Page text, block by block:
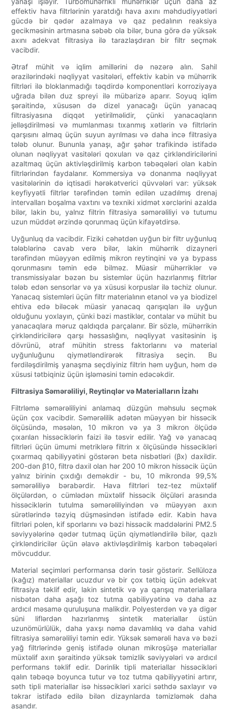
effektiv hava filtrlərinin yaratdığı hava axını məhdudiyyətləri
gücdə bir qədər azalmaya və qaz pedalının reaksiya
gecikməsinin artmasına səbəb ola bilər, buna görə də yüksək
axını adekvat filtrasiya ilə tarazlaşdıran bir filtr seçmək
vacibdir.
Ətraf mühit və iqlim amillərini də nəzərə alın. Sahil
ərazilərindəki nəqliyyat vasitələri, effektiv kabin və mühərrik
filtrləri ilə bloklanmadığı təqdirdə komponentləri korroziyaya
uğrada bilən duz spreyi ilə mübarizə aparır. Soyuq iqlim
şəraitində, xüsusən də dizel yanacağı üçün yanacaq
filtrasiyasına diqqət yetirilməlidir, çünki yanacaqların
jelləşdirilməsi və mumlanması tıxanmış xətlərin və filtrlərin
qarşısını almaq üçün suyun ayrılması və daha incə filtrasiya
tələb olunur. Bununla yanaşı, ağır şəhər trafikində istifadə
olunan nəqliyyat vasitələri qoxuları və qaz çirkləndiricilərini
azaltmaq üçün aktivləşdirilmiş karbon təbəqələri olan kabin
filtrlərindən faydalanır. Kommersiya və donanma nəqliyyat
vasitələrinin də iqtisadi hərəkətverici qüvvələri var: yüksək
keyfiyyətli filtrlər tərəfindən təmin edilən uzadılmış drenaj
intervalları boşalma vaxtını və texniki xidmət xərclərini azalda
bilər, lakin bu, yalnız filtrin filtrasiya səmərəliliyi və tutumu
uzun müddət ərzində qorunmaq üçün kifayətdirsə.
Uyğunluq da vacibdir. Fiziki cəhətdən uyğun bir filtr uyğunluq
tələblərinə cavab verə bilər, lakin mühərrik dizayneri
tərəfindən müəyyən edilmiş mikron reytinqini və ya bypass
qorunmasını təmin edə bilməz. Müasir mühərriklər və
transmissiyalar bəzən bu sistemlər üçün hazırlanmış filtrlər
tələb edən sensorlar və ya xüsusi korpuslar ilə təchiz olunur.
Yanacaq sistemləri üçün filtr materialının etanol və ya biodizel
ehtiva edə biləcək müasir yanacaq qarışıqları ilə uyğun
olduğunu yoxlayın, çünki bəzi mastiklər, contalar və mühit bu
yanacaqlara məruz qaldıqda parçalanır. Bir sözlə, mühərrikin
çirkləndiricilərə qarşı həssaslığını, nəqliyyat vasitəsinin iş
dövrünü, ətraf mühitin stress faktorlarını və material
uyğunluğunu qiymətləndirərək filtrasiya seçin. Bu
fərdiləşdirilmiş yanaşma seçdiyiniz filtrin həm uyğun, həm də
xüsusi tətbiqiniz üçün işləməsini təmin edəcəkdir.
Filtrasiya Səmərəliliyi, Reytinqlər və Materialların İzahı
Filtrləmə səmərəliliyini anlamaq düzgün məhsulu seçmək
üçün çox vacibdir. Səmərəlilik adətən müəyyən bir hissəcik
ölçüsündə, məsələn, 10 mikron və ya 3 mikron ölçüdə
çıxarılan hissəciklərin faizi ilə təsvir edilir. Yağ və yanacaq
filtrləri üçün ümumi metriklərə filtrin x ölçüsündə hissəcikləri
çıxarmaq qabiliyyətini göstərən beta nisbətləri (βx) daxildir.
200-dən β10, filtrə daxil olan hər 200 10 mikron hissəcik üçün
yalnız birinin çıxdığı deməkdir - bu, 10 mikronda 99,5%
səmərəliliyə bərabərdir. Hava filtrləri tez-tez müxtəlif
ölçülərdən, o cümlədən müxtəlif hissəcik ölçüləri arasında
hissəciklərin tutulma səmərəliliyindən və müəyyən axın
sürətlərində təzyiq düşməsindən istifadə edir. Kabin hava
filtrləri polen, kif sporlarını və bəzi hissəcik maddələrini PM2.5
səviyyələrinə qədər tutmaq üçün qiymətləndirilə bilər, qazlı
çirkləndiricilər üçün əlavə aktivləşdirilmiş karbon təbəqələri
mövcuddur.
Material seçimləri performansa dərin təsir göstərir. Sellüloza
(kağız) materiallar ucuzdur və bir çox tətbiq üçün adekvat
filtrasiya təklif edir, lakin sintetik və ya qarışıq materiallara
nisbətən daha aşağı toz tutma qabiliyyətinə və daha az
ardıcıl məsamə quruluşuna malikdir. Polyesterdən və ya digər
süni liflərdən hazırlanmış sintetik materiallar üstün
uzunömürlülük, daha yaxşı nəmə davamlılıq və daha vahid
filtrasiya səmərəliliyi təmin edir. Yüksək səmərəli hava və bəzi
yağ filtrlərində geniş istifadə olunan mikroşüşə materiallar
müxtəlif axın şəraitində yüksək təmizlik səviyyələri və ardıcıl
performans təklif edir. Dərinlik tipli materiallar hissəcikləri
qalın təbəqə boyunca tutur və toz tutma qabiliyyətini artırır,
səth tipli materiallar isə hissəcikləri xarici səthdə saxlayır və
təkrar istifadə edilə bilən dizaynlarda təmizləmək daha
asandır.